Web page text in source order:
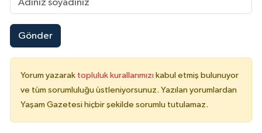
Gönder
Yorum yazarak topluluk kurallarımızı kabul etmiş bulunuyor
ve tüm sorumluluğu üstleniyorsunuz. Yazılan yorumlardan
Yaşam Gazetesi hiçbir şekilde sorumlu tutulamaz.